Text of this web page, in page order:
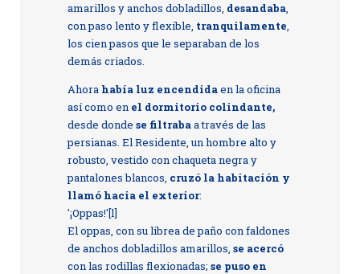
amarillos y anchos dobladillos, desandaba,
con paso lento y flexible, tranquilamente,
los cien pasos que le separaban de los
demás criados.
Ahorahabía luz encendidaen la oficina
así como en el dormitorio colindante,
desde donde se filtrabaa través de las
persianas. El Residente, un hombre alto y
robusto, vestido con chaqueta negra y
pantalones blancos, cruzó la habitación y
llamó hacia el exterior:
'¡Oppas!'[l]
El oppas, con su librea de paño con faldones
de anchos dobladillos amarillos, se acercó
con las rodillas flexionadas; se puso en